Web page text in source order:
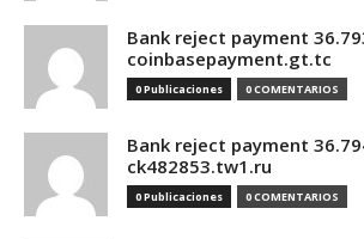
Bank reject payment
coinbasepayment.gt.tc
0 Publicaciones 0 COMENTARIOS
Bank reject payment
ck482853.tw1.ru
0 Publicaciones 0 COMENTARIOS